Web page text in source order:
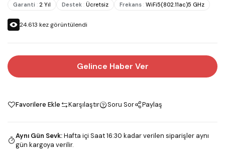
Garanti : 2 Yıl Destek : Ücretsiz Frekans : WiFi5(802.11ac)5 GHz
24.613 kez görüntülendi
Gelince Haber Ver
Favorilere Ekle Karşılaştır Soru Sor Paylaş
Aynı Gün Sevk:Hafta içi Saat 16:30 kadar verilen siparişler aynı
gün kargoya verilir.